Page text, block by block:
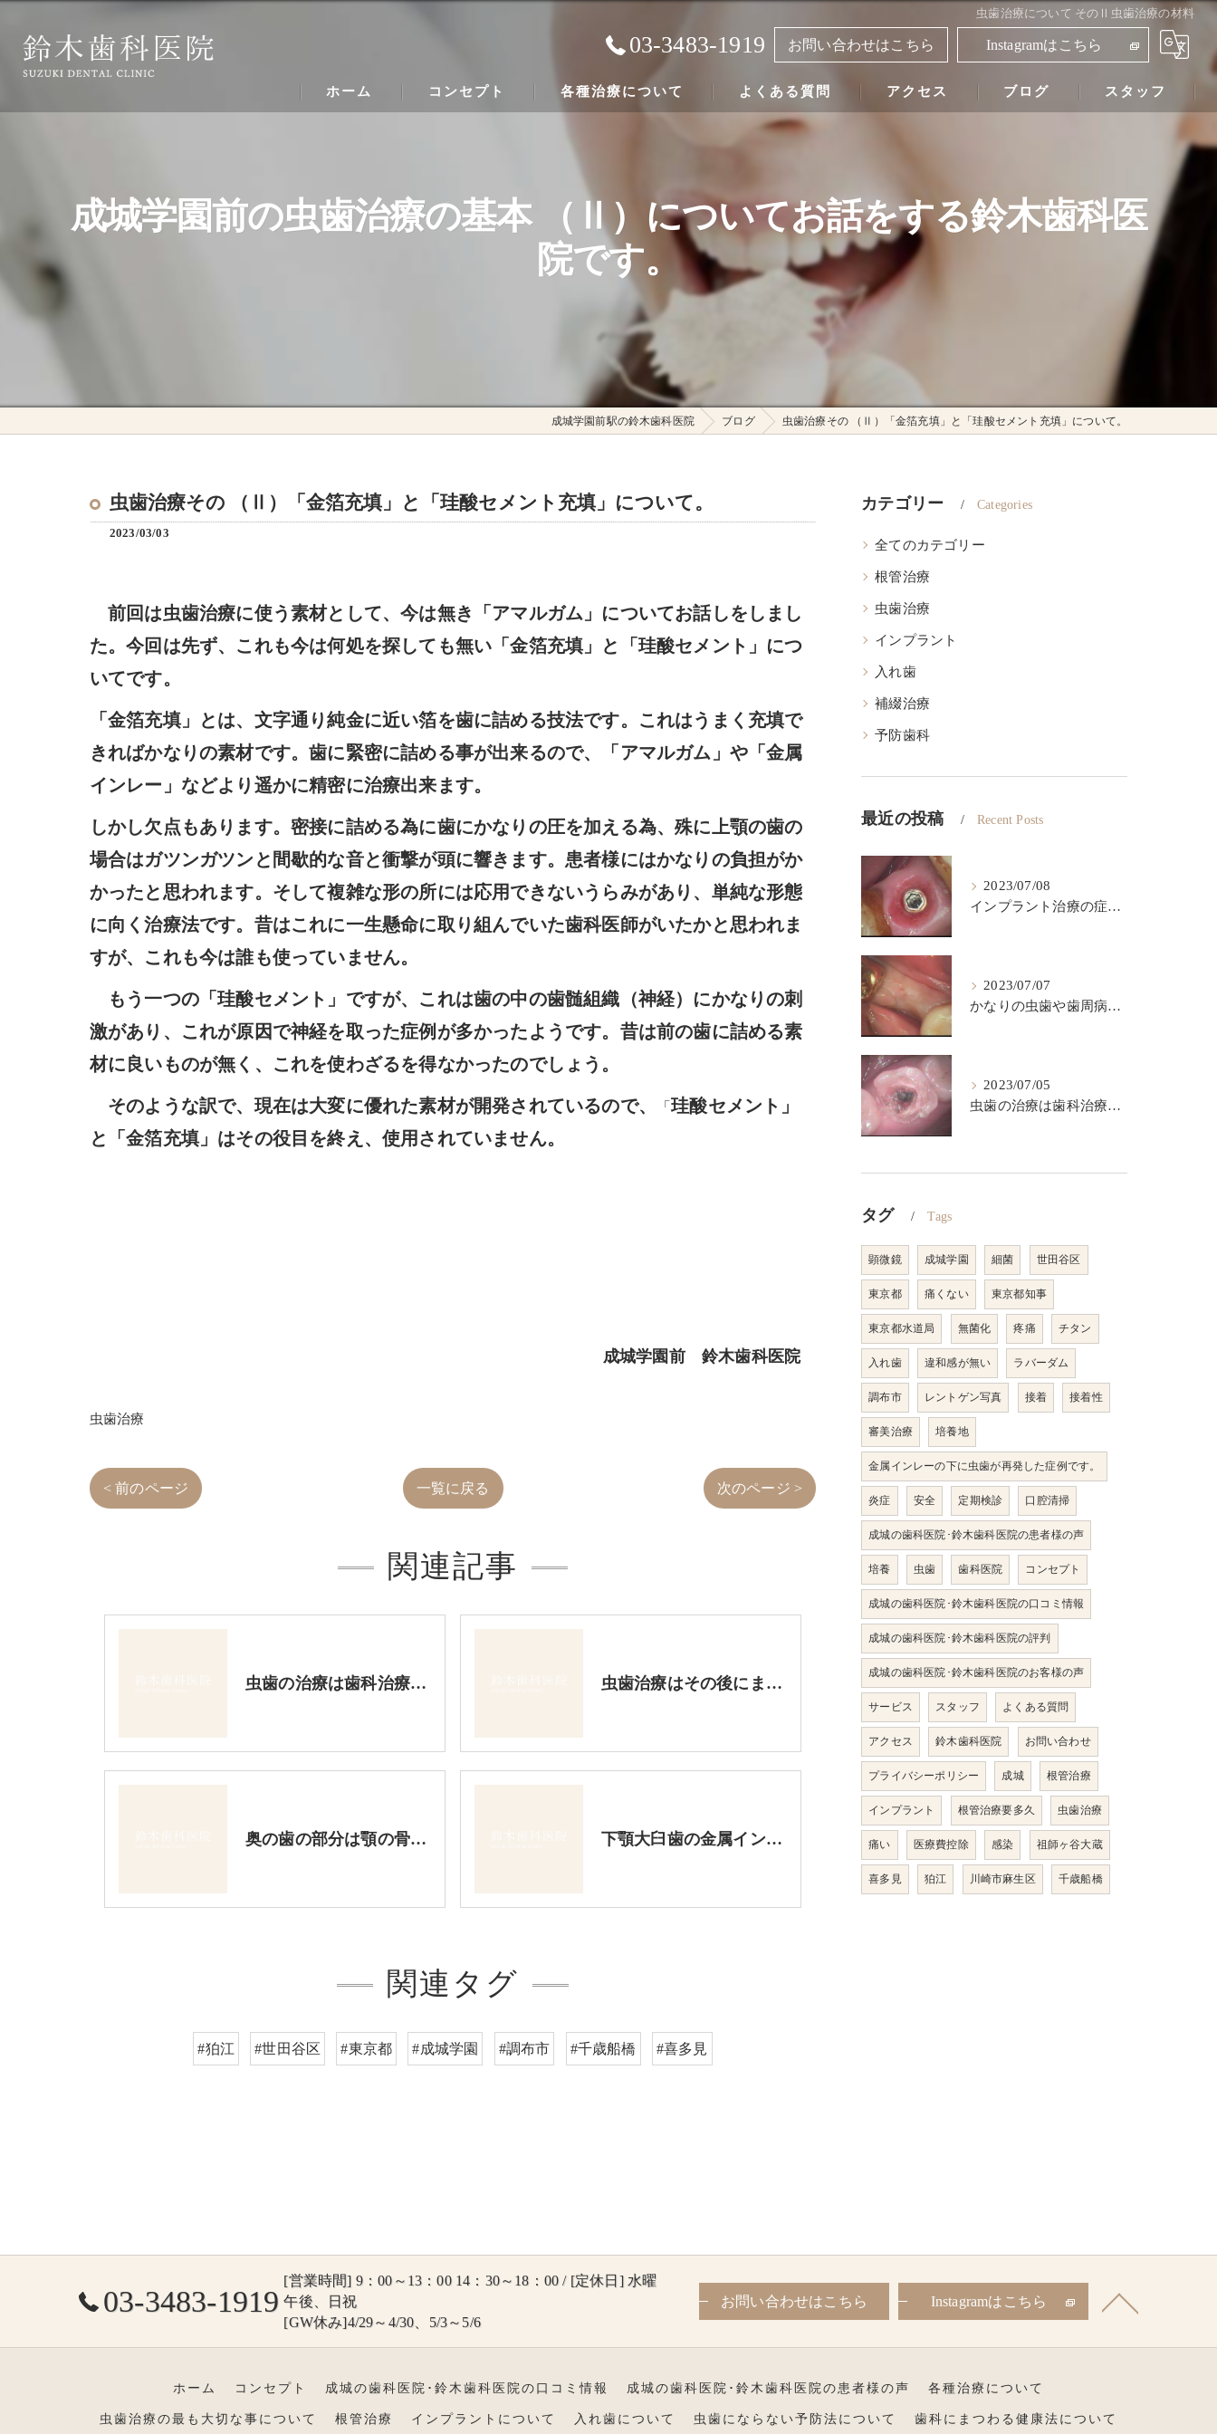
虫歯治療について そのⅡ虫歯治療の材料
03-3483-1919 お問い合わせはこちら Instagramはこちら
ホーム コンセプト 各種治療について
インプラントについて
入れ歯について
虫歯にならない予防法について
歯科にまつわる健康法について
よくある質問 アクセス ブログ スタッフ
成城学園前の虫歯治療の基本 （Ⅱ）についてお話をする鈴木歯科医
院です。
成城学園前駅の鈴木歯科医院 ブログ 虫歯治療その （Ⅱ）「金箔充填」と「珪酸セメント充填」について。
虫歯治療その （Ⅱ）「金箔充填」と「珪酸セメント充填」について。
2023/03/03
前回は虫歯治療に使う素材として、今は無き「アマルガム」についてお話しをしまし
た。今回は先ず、これも今は何処を探しても無い「金箔充填」と「珪酸セメント」につ
いてです。
「金箔充填」とは、文字通り純金に近い箔を歯に詰める技法です。これはうまく充填で
きればかなりの素材です。歯に緊密に詰める事が出来るので、「アマルガム」や「金属
インレー」などより遥かに精密に治療出来ます。
しかし欠点もあります。密接に詰める為に歯にかなりの圧を加える為、殊に上顎の歯の
場合はガツンガツンと間歇的な音と衝撃が頭に響きます。患者様にはかなりの負担がか
かったと思われます。そして複雑な形の所には応用できないうらみがあり、単純な形態
に向く治療法です。昔はこれに一生懸命に取り組んでいた歯科医師がいたかと思われま
すが、これも今は誰も使っていません。
もう一つの「珪酸セメント」ですが、これは歯の中の歯髄組織（神経）にかなりの刺
激があり、これが原因で神経を取った症例が多かったようです。昔は前の歯に詰める素
材に良いものが無く、これを使わざるを得なかったのでしょう。
そのような訳で、現在は大変に優れた素材が開発されているので、 「珪酸セメント」
と「金箔充填」はその役目を終え、使用されていません。
成城学園前 鈴木歯科医院
虫歯治療
< 前のページ 一覧に戻る 次のページ >
関連記事
虫歯の治療は歯科治療の基本です。ここをしっかり押さえないとつぎつぎに問題を起こします。虫歯治療にはじっくりと時間をかるべきです。 虫歯治療はその後にまた再発しない様な治療をするべきです。その点、昔からの金属を詰める治療法は避けるべきです。
奥の歯の部分は顎の骨の量が少なかったので、手前だけインプラントを入れ、奥には入れ歯を入れました。 下顎大臼歯の金属インレー下に虫歯の再発が進行していました。昔の治療法は新しくした方が良い場合があります。
関連タグ
#狛江 #世田谷区 #東京都 #成城学園 #調布市 #千歳船橋 #喜多見
カテゴリー Categories
全てのカテゴリー
根管治療
虫歯治療
インプラント
入れ歯
補綴治療
予防歯科
最近の投稿 Recent Posts
2023/07/08
インプラント治療の症例です。インプラントは歯が欠損した後のベストの治療法です。
2023/07/07
かなりの虫歯や歯周病になっても出来るだけ歯は保存したいですが、歯をどうしても抜かなければならない場合があります。このような時に伝統的な入れ歯やブリッジなどによって欠損部を回復する方法がありますが、条件が合えば、インプラント治療が一番具合が良い治療法です。
2023/07/05
虫歯の治療は歯科治療の根幹です。これを精密にして歯の寿命を長くしましょう。
タグ Tags
顕微鏡 成城学園 細菌 世田谷区
東京都 痛くない 東京都知事
東京都水道局 無菌化 疼痛 チタン
入れ歯 違和感が無い ラバーダム
調布市 レントゲン写真 接着 接着性
審美治療 培養地
金属インレーの下に虫歯が再発した症例です。
炎症 安全 定期検診 口腔清掃
成城の歯科医院･鈴木歯科医院の患者様の声
培養 虫歯 歯科医院 コンセプト
成城の歯科医院･鈴木歯科医院の口コミ情報
成城の歯科医院･鈴木歯科医院の評判
成城の歯科医院･鈴木歯科医院のお客様の声
サービス スタッフ よくある質問
アクセス 鈴木歯科医院 お問い合わせ
プライバシーポリシー 成城 根管治療
インプラント 根管治療要多久 虫歯治療
痛い 医療費控除 感染 祖師ヶ谷大蔵
喜多見 狛江 川崎市麻生区 千歳船橋
03-3483-1919
[営業時間] 9：00～13：00 14：30～18：00 / [定休日] 水曜
午後、日祝
[GW休み]4/29～4/30、5/3～5/6
お問い合わせはこちら Instagramはこちら
ホーム コンセプト 成城の歯科医院･鈴木歯科医院の口コミ情報 成城の歯科医院･鈴木歯科医院の患者様の声 各種治療について
虫歯治療の最も大切な事について 根管治療 インプラントについて 入れ歯について 虫歯にならない予防法について 歯科にまつわる健康法について